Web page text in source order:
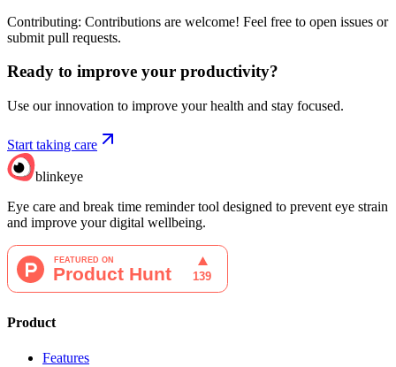
Contributing: Contributions are welcome! Feel free to open issues or
submit pull requests.
Ready to improve your productivity?
Use our innovation to improve your health and stay focused.
Start taking care
blinkeye
Eye care and break time reminder tool designed to prevent eye strain
and improve your digital wellbeing.
Product
Features